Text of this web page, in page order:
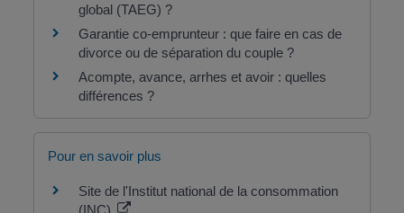
global (TAEG) ?
Garantie co-emprunteur : que faire en cas de
divorce ou de séparation du couple ?
Acompte, avance, arrhes et avoir : quelles
différences ?
Pour en savoir plus
Site de l'Institut national de la consommation
(INC)